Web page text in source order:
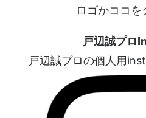
ロゴかココを
戸辺誠プロ
戸辺誠プロの個人用